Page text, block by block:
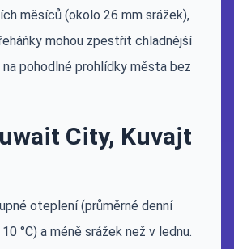
měsíců (okolo 26 mm srážek),
mohou zpestřit chladnější
pohodlné prohlídky města bez
City, Kuvajt
oteplení (průměrné denní
°C) a méně srážek než v lednu.